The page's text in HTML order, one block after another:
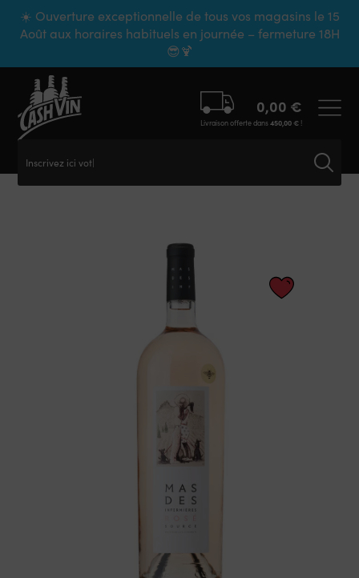
☀️ Ouverture exceptionnelle de tous vos magasins le 15
Août aux horaires habituels en journée – fermeture 18H
😎🍹
Inscrivez ici votre
0,00 €
Livraison offerte dans450,00 €!
Panneau de gestion des cookies